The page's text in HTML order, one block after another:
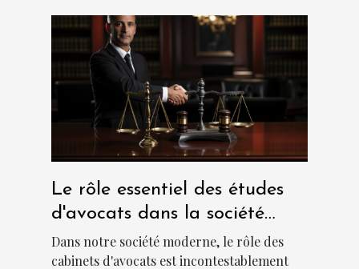
Le rôle essentiel des études
d'avocats dans la société
moderne
Dans notre société moderne, le rôle des
cabinets d'avocats est incontestablement